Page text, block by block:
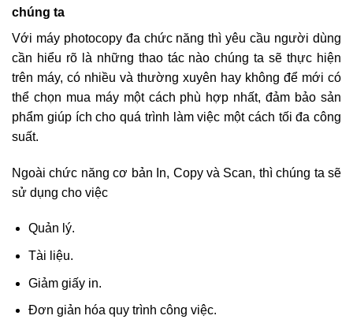
chúng ta
Với máy photocopy đa chức năng thì yêu cầu người dùng
cần hiểu rõ là những thao tác nào chúng ta sẽ thực hiện
trên máy, có nhiều và thường xuyên hay không để mới có
thể chọn mua máy một cách phù hợp nhất, đảm bảo sản
phẩm giúp ích cho quá trình làm việc một cách tối đa công
suất.
Ngoài chức năng cơ bản In, Copy và Scan, thì chúng ta sẽ
sử dụng cho việc
Quản lý.
Tài liệu.
Giảm giấy in.
Đơn giản hóa quy trình công việc.